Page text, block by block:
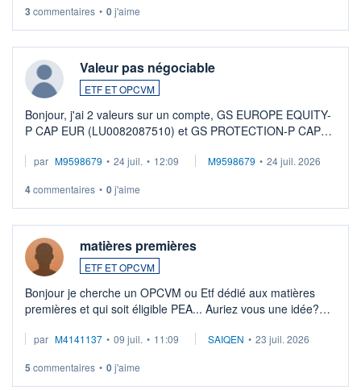
3 commentaires • 0j'aime
Valeur pas négociable
ETF ET OPCVM
Bonjour, j'ai 2 valeurs sur un compte, GS EUROPE EQUITY-
P CAP EUR (LU0082087510) et GS PROTECTION-P CAP
veux procéder à la vente, on me signale ...
par M9598679 • 24 juil. • 12:09 M9598679 • 24 juil. 2026
4commentaires • 0j'aime
matières premières
ETF ET OPCVM
Bonjour je cherche un OPCVM ou Etf dédié aux matières
premières et qui soit éligible PEA... Auriez vous une idée?
par M4141137 • 09 juil. • 11:09 SAIQEN • 23 juil. 2026
5 commentaires • 0j'aime